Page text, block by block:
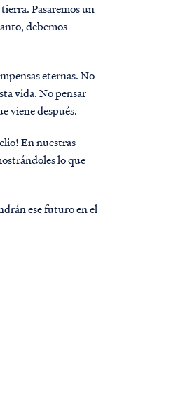
Pasaremos un
debemos
eternas. No
vida. No pensar
viene después.
En nuestras
lo que
ese futuro en el